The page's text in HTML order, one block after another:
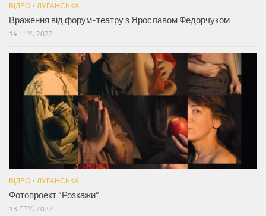
ВІДЕО / ЛУГАНСЬКА
Враження від форум-театру з Ярославом Федорчуком
14 ГРУ, 2022
ВІДЕО / ЛУГАНСЬКА
Фотопроект “Розкажи”
13 ГРУ, 2022